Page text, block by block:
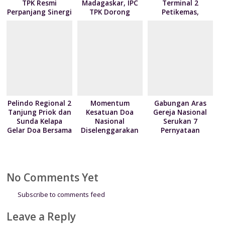
TPK Resmi
Perpanjang Sinergi
Madagaskar, IPC
TPK Dorong
Terminal 2
Petikemas,
Pelindo Regional 2
Tanjung Priok dan
Sunda Kelapa
Gelar Doa Bersama
Momentum
Kesatuan Doa
Nasional
Diselenggarakan
Gabungan Aras
Gereja Nasional
Serukan 7
Pernyataan
No Comments Yet
Subscribe to comments feed
Leave a Reply